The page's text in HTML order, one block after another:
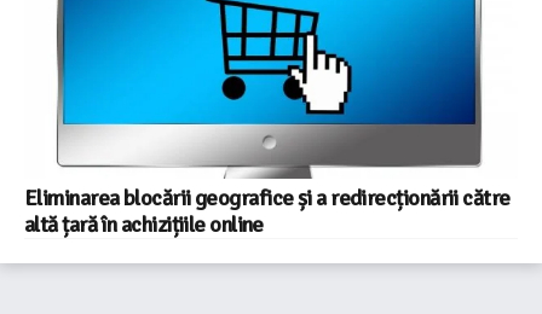
Eliminarea blocării geografice și a redirecționării către
altă țară în achizițiile online